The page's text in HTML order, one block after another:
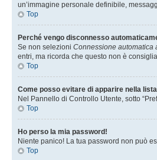
un’immagine personale definibile,
Top
Perché vengo disconnesso
Se non selezioni Connessione automatica
entri, ma ricorda che questo non è
Top
Come posso evitare di apparire nella
Nel Pannello di Controllo Utente, sotto
Top
Ho perso la mia password!
Niente panico! La tua password non può
Top